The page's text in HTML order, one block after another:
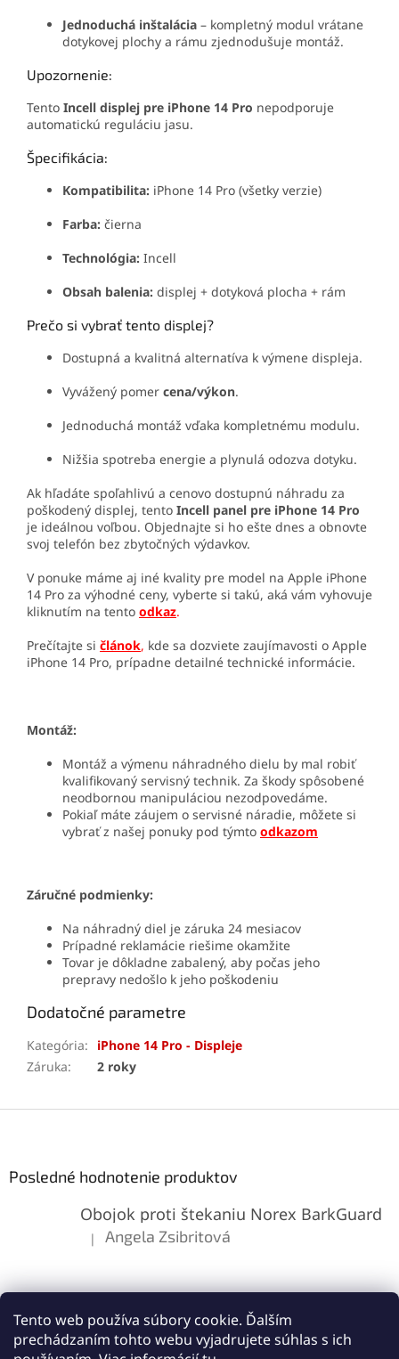
Tento web používa súbory cookie. Ďalším
prechádzaním tohto webu vyjadrujete súhlas s ich
Jednoduchá inštalácia – kompletný modul vrátane
dotykovej plochy a rámu zjednodušuje montáž.
Upozornenie:
Tento Incell displej pre iPhone 14 Pro nepodporuje
automatickú reguláciu jasu.
Špecifikácia:
Kompatibilita: iPhone 14 Pro (všetky verzie)
Farba: čierna
Technológia: Incell
Obsah balenia: displej + dotyková plocha + rám
Prečo si vybrať tento displej?
Dostupná a kvalitná alternatíva k výmene displeja.
Vyvážený pomer cena/výkon.
Jednoduchá montáž vďaka kompletnému modulu.
Nižšia spotreba energie a plynulá odozva dotyku.
Ak hľadáte spoľahlivú a cenovo dostupnú náhradu za
poškodený displej, tento Incell panel pre iPhone 14 Pro
je ideálnou voľbou. Objednajte si ho ešte dnes a obnovte
svoj telefón bez zbytočných výdavkov.
V ponuke máme aj iné kvality pre model na Apple iPhone
14 Pro za výhodné ceny, vyberte si takú, aká vám vyhovuje
kliknutím na tento odkaz.
Prečítajte si článok, kde sa dozviete zaujímavosti o Apple
iPhone 14 Pro, prípadne detailné technické informácie.
Montáž:
Montáž a výmenu náhradného dielu by mal robiť
kvalifikovaný servisný technik. Za škody spôsobené
neodbornou manipuláciou nezodpovedáme.
Pokiaľ máte záujem o servisné náradie, môžete si
vybrať z našej ponuky pod týmto odkazom
Záručné podmienky:
Na náhradný diel je záruka 24 mesiacov
Prípadné reklamácie riešime okamžite
Tovar je dôkladne zabalený, aby počas jeho
prepravy nedošlo k jeho poškodeniu
Dodatočné parametre
Kategória:
iPhone 14 Pro - Displeje
Záruka: 2 roky
Posledné hodnotenie produktov
Obojok proti štekaniu Norex BarkGuard
Hodnotenie produktu je 5 z 5 hviezdičiek.
| Angela Zsibritová